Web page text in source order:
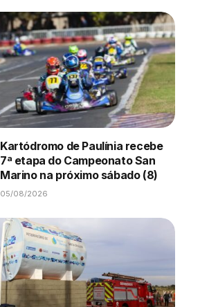
Kartódromo de Paulínia recebe
7ª etapa do Campeonato San
Marino na próximo sábado (8)
05/08/2026